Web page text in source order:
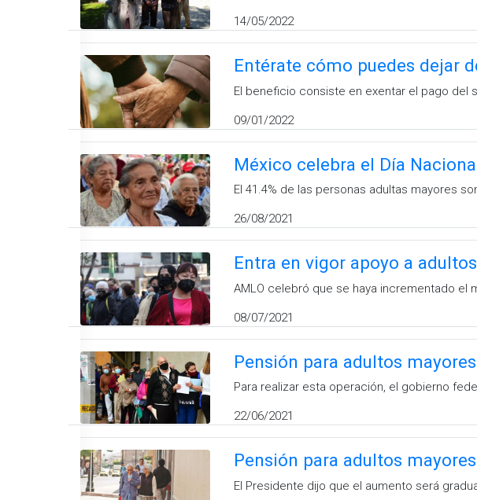
14/05/2022
Entérate cómo puedes dejar
El beneficio consiste en exentar el pago del
09/01/2022
México celebra el Día
El 41.4% de las personas adultas mayores
26/08/2021
Entra en vigor apoyo a
AMLO celebró que se haya incrementado el
08/07/2021
Pensión para adultos
Para realizar esta operación, el gobierno
22/06/2021
Pensión para adultos
El Presidente dijo que el aumento será